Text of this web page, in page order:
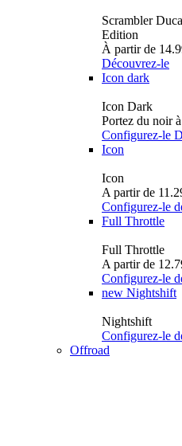
Scrambler
Edition
À partir de
Découvrez-le
Icon dark
Icon Dark
Portez du noir
Configurez-le
Icon
Icon
A partir de
Configurez-le
Full Throttle
Full Throttle
A partir de
Configurez-le
new Nightshift
Nightshift
Configurez-le
Offroad